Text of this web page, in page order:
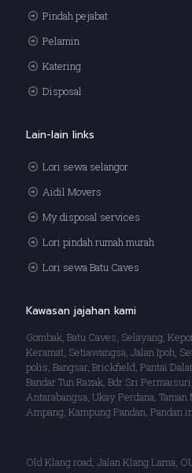
Pindah pejabat
Pelamin
Katering
Disposal
Lain-lain links
Lori sewa selangor
Aidil Movers
My disposal services
Lori pindah rumah murah
Lori sewa Batu Caves
Kawasan jajahan kami
Gombak, Batu Caves, Selayang,
Keramat, Setiawangsa, Jalan Ipoh,
polis, Bangsar, Brickfield, Pantai
Bandar Tun Razak, Bdr Sri
Antarabangsa, Ukay Perdana,
Ampang, Kampung Pandan, Pandan
Old Klang road, Jalan Klang Lama,